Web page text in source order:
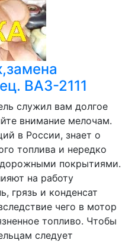
ВАЗ-2111
служил вам долгое
внимание мелочам.
в России, знает о
топлива и нередко
покрытиями.
на работу
грязь и конденсат
чего в мотор
топливо. Чтобы
следует